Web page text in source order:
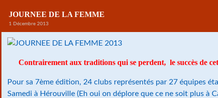
JOURNEE DE LA FEMME
1 Décembre 2013
Contrairement aux traditions qui se perdent, le succès de
Pour sa 7ème édition, 24 clubs représentés par 27 équipes
Samedi à Hérouville (Eh oui on déplore que ce ne soit plus à